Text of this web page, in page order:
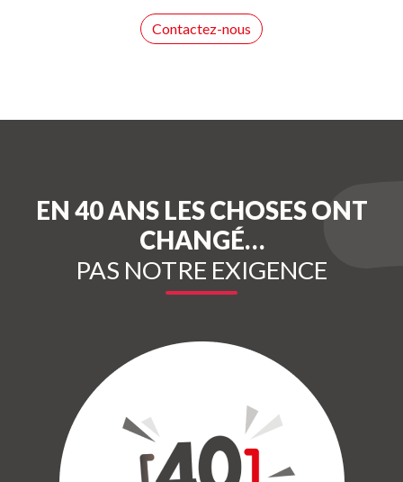
Contactez-nous
EN 40 ANS LES CHOSES ONT
CHANGÉ…
PAS NOTRE EXIGENCE